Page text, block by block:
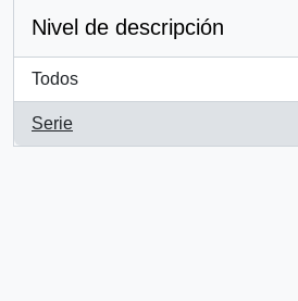
Nivel de descripción
Todos
Serie
, 6 resultados